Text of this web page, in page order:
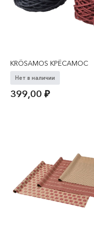
KRÖSAMOS КРЁСАМОС
Нет в наличии
399,00₽